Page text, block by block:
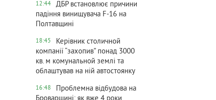
12:44
ДБР встановлює причини
падіння винищувача F-16 на
Полтавщині
18:45
Керівник столичной
компанії “захопив” понад 3000
кв. м комунальной землі та
облаштував на ній автостоянку
16:48
Проблемна відбудова на